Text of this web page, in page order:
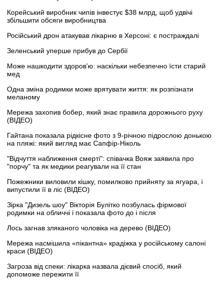
Корейський виробник чипів інвестує $38 млрд, щоб удвічі
збільшити обсяги виробництва
Російський дрон атакував лікарню в Херсоні: є постраждалі
Зеленський уперше прибув до Сербії
Може нашкодити здоров'ю: наскільки небезпечно їсти старий
мед
Одна зміна родимки може врятувати життя: як розпізнати
меланому
Мережа захопив бобер, який знає правила дорожнього руху
(ВІДЕО)
Гайтана показала рідкісне фото з 9-річною підрослою донькою
на пляжі: який вигляд має Сапфір-Ніколь
"Відчуття наближення смерті": співачка Вояж заявила про
"порчу" та як медики реагували на її стан
Пожежники виловили кішку, помилково прийняту за ягуара, і
випустили її в ліс (ВІДЕО)
Зірка "Дизель шоу" Вікторія Булітко позбулась фірмової
родимки на обличчі і показала фото до і після
Лось загнав зляканого чоловіка на дерево (ВІДЕО)
Мережа насмішила «пікантна» крадіжка у російському салоні
краси (ВІДЕО)
Загроза від спеки: лікарка назвала дієвий спосіб, який
допоможе пережити її